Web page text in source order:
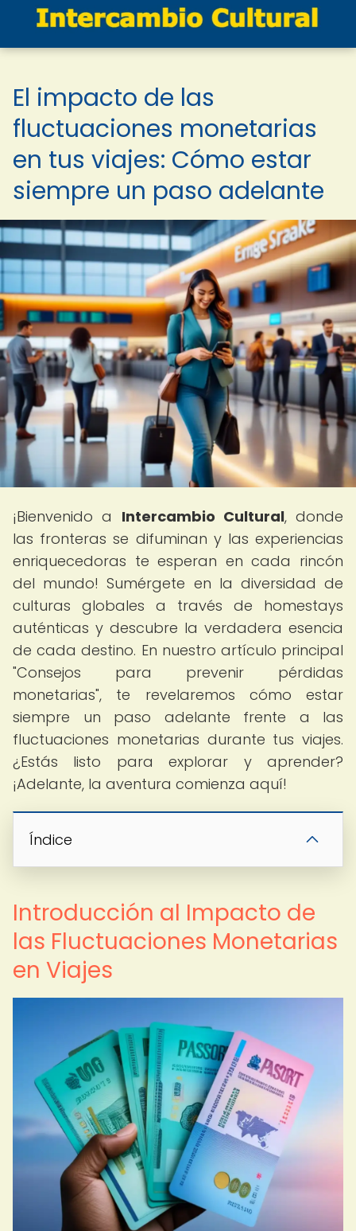
El impacto de las
fluctuaciones monetarias
en tus viajes: Cómo estar
siempre un paso adelante
¡Bienvenido a Intercambio Cultural, donde
las fronteras se difuminan y las experiencias
enriquecedoras te esperan en cada rincón
del mundo! Sumérgete en la diversidad de
culturas globales a través de homestays
auténticas y descubre la verdadera esencia
de cada destino. En nuestro artículo principal
"Consejos para prevenir pérdidas
monetarias", te revelaremos cómo estar
siempre un paso adelante frente a las
fluctuaciones monetarias durante tus viajes.
¿Estás listo para explorar y aprender?
¡Adelante, la aventura comienza aquí!
Índice
Introducción al Impacto de
las Fluctuaciones Monetarias
en Viajes